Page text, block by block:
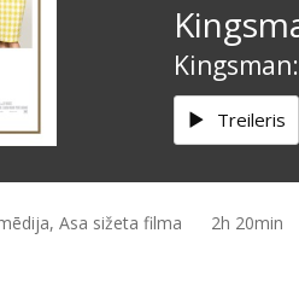
Treileris
Asa sižeta filma 2h 20min